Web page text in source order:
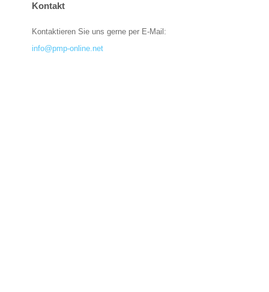
Kontakt
Kontaktieren Sie uns gerne per E-Mail:
info@pmp-online.net